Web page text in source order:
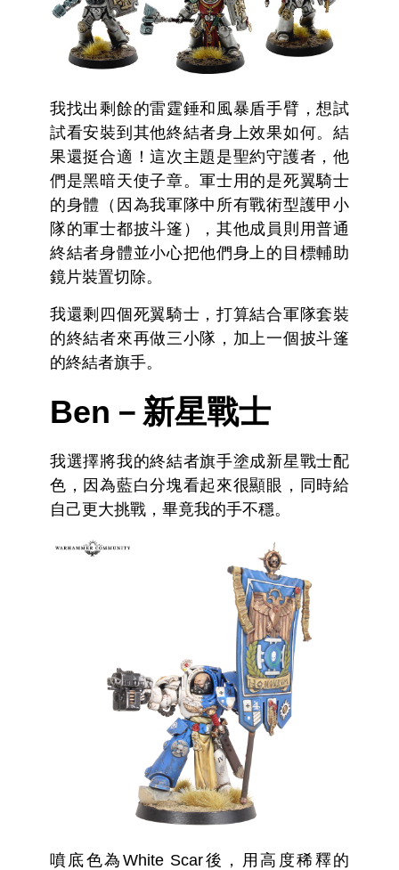
我找出剩餘的雷霆錘和風暴盾手臂，想試
試看安裝到其他終結者身上效果如何。結
果還挺合適！這次主題是聖約守護者，他
們是黑暗天使子章。軍士用的是死翼騎士
的身體（因為我軍隊中所有戰術型護甲小
隊的軍士都披斗篷），其他成員則用普通
終結者身體並小心把他們身上的目標輔助
鏡片裝置切除。
我還剩四個死翼騎士，打算結合軍隊套裝
的終結者來再做三小隊，加上一個披斗篷
的終結者旗手。
Ben－新星戰士
我選擇將我的終結者旗手塗成新星戰士配
色，因為藍白分塊看起來很顯眼，同時給
自己更大挑戰，畢竟我的手不穩。
噴底色為White Scar後，用高度稀釋的